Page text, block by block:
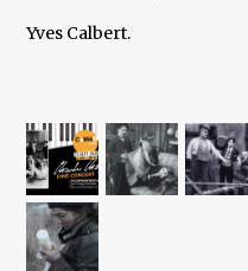
Yves Calbert.